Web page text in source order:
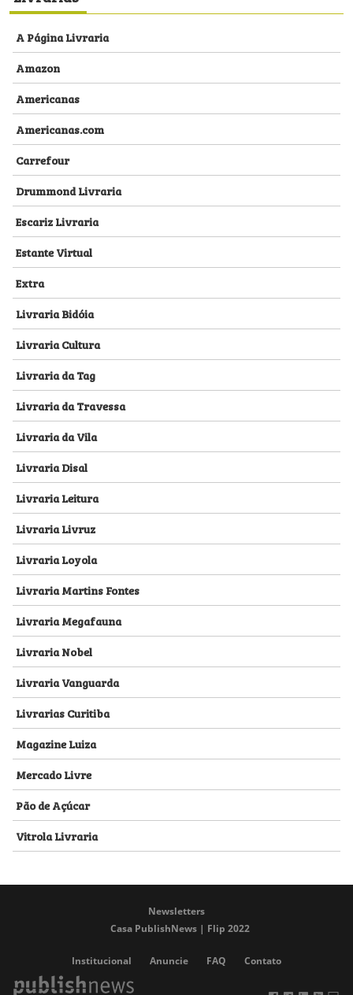
A Página Livraria
Amazon
Americanas
Americanas.com
Carrefour
Drummond Livraria
Escariz Livraria
Estante Virtual
Extra
Livraria Bidóia
Livraria Cultura
Livraria da Tag
Livraria da Travessa
Livraria da Vila
Livraria Disal
Livraria Leitura
Livraria Livruz
Livraria Loyola
Livraria Martins Fontes
Livraria Megafauna
Livraria Nobel
Livraria Vanguarda
Livrarias Curitiba
Magazine Luiza
Mercado Livre
Pão de Açúcar
Vitrola Livraria
Newsletters
Casa PublishNews | Flip 2022
Institucional Anuncie FAQ Contato